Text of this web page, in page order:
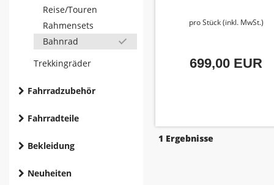
Reise/Touren
Rahmensets
Bahnrad
Trekkingräder
Fahrradzubehör
Fahrradteile
Bekleidung
Neuheiten
pro Stück (inkl. MwSt.)
699,00 EUR
1 Ergebnisse